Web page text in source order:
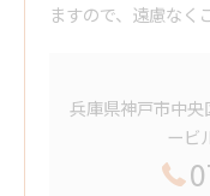
ますので、遠慮なく
兵庫県神戸市中
ービ